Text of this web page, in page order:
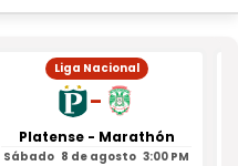
Liga Nacional
-
Platense - Marathón
Sábado 8 de agosto 3:00 PM